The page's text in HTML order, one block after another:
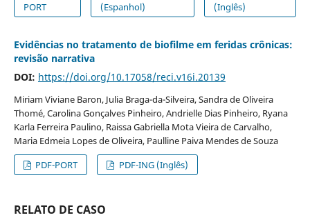
PORT
(Espanhol)
(Inglês)
Evidências no tratamento de biofilme em feridas crônicas:
revisão narrativa
DOI: https://doi.org/10.17058/reci.v16i.20139
Miriam Viviane Baron, Julia Braga-da-Silveira, Sandra de Oliveira
Thomé, Carolina Gonçalves Pinheiro, Andrielle Dias Pinheiro, Ryana
Karla Ferreira Paulino, Raissa Gabriella Mota Vieira de Carvalho,
Maria Edmeia Lopes de Oliveira, Paulline Paiva Mendes de Souza
PDF-PORT
PDF-ING (Inglês)
RELATO DE CASO